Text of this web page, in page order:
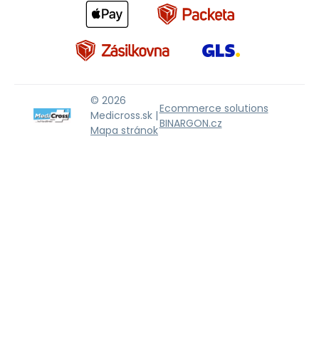
© 2026
Medicross.sk |
Mapa stránok
Ecommerce solutions
BINARGON.cz